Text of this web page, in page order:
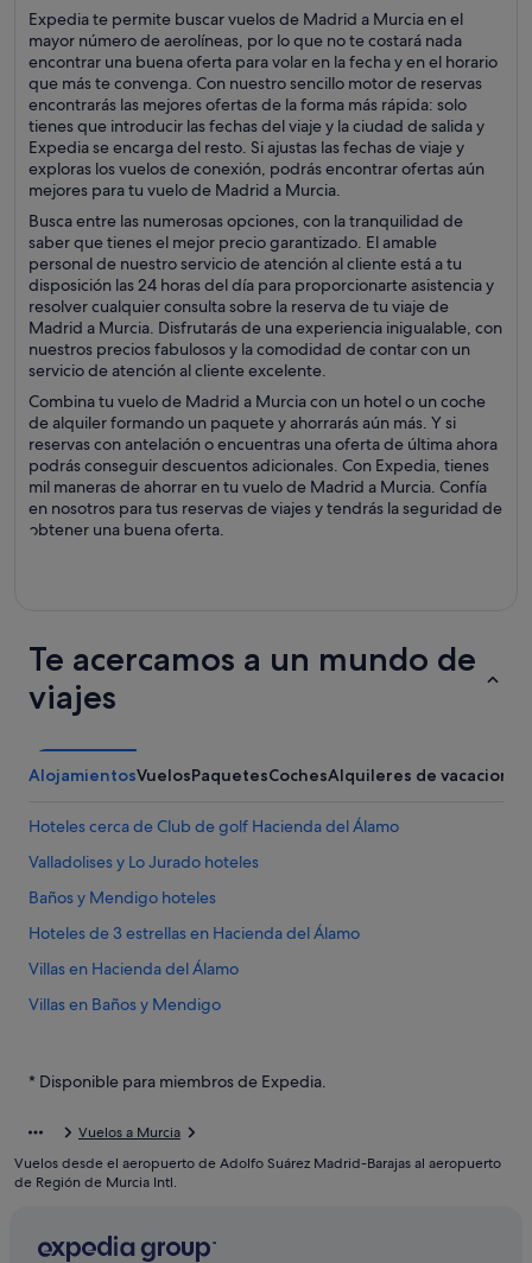
Expedia te permite buscar vuelos de Madrid a Murcia en el
mayor número de aerolíneas, por lo que no te costará nada
encontrar una buena oferta para volar en la fecha y en el horario
que más te convenga. Con nuestro sencillo motor de reservas
encontrarás las mejores ofertas de la forma más rápida: solo
tienes que introducir las fechas del viaje y la ciudad de salida y
Expedia se encarga del resto. Si ajustas las fechas de viaje y
exploras los vuelos de conexión, podrás encontrar ofertas aún
mejores para tu vuelo de Madrid a Murcia.
Busca entre las numerosas opciones, con la tranquilidad de
saber que tienes el mejor precio garantizado. El amable
personal de nuestro servicio de atención al cliente está a tu
disposición las 24 horas del día para proporcionarte asistencia y
resolver cualquier consulta sobre la reserva de tu viaje de
Madrid a Murcia. Disfrutarás de una experiencia inigualable, con
nuestros precios fabulosos y la comodidad de contar con un
servicio de atención al cliente excelente.
Combina tu vuelo de Madrid a Murcia con un hotel o un coche
de alquiler formando un paquete y ahorrarás aún más. Y si
reservas con antelación o encuentras una oferta de última ahora
podrás conseguir descuentos adicionales. Con Expedia, tienes
mil maneras de ahorrar en tu vuelo de Madrid a Murcia. Confía
en nosotros para tus reservas de viajes y tendrás la seguridad de
obtener una buena oferta.
Te acercamos a un mundo de
viajes
AlojamientosVuelosPaquetesCochesAlquileres de vacaciones
Hoteles cerca de Club de golf Hacienda del Álamo
Valladolises y Lo Jurado hoteles
Baños y Mendigo hoteles
Hoteles de 3 estrellas en Hacienda del Álamo
Villas en Hacienda del Álamo
Villas en Baños y Mendigo
Hoteles de 5 estrellas en Baños y Mendigo
B&B en Baños y Mendigo
Los Martínez del Puerto hoteles
Casas privadas de vacaciones en Baños y Mendigo
* Disponible para miembros de Expedia.
Vuelos a Murcia
Vuelos desde el aeropuerto de Adolfo Suárez Madrid-Barajas al aeropuerto
de Región de Murcia Intl.